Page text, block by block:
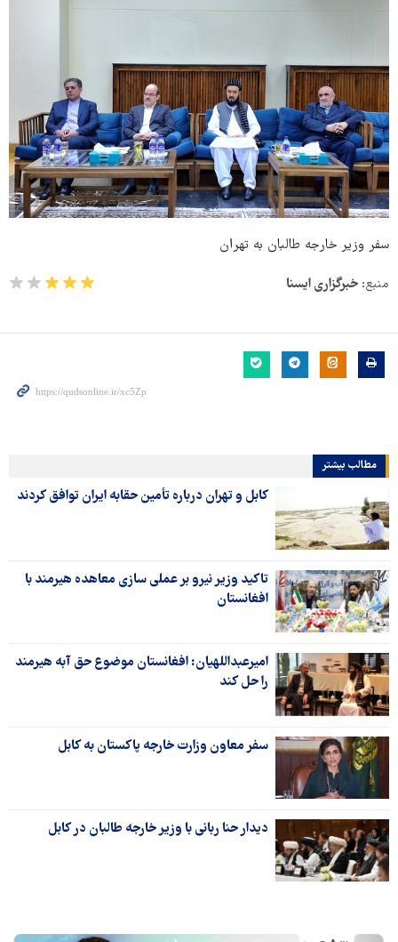
سفر وزیر خارجه طالبان به تهران
منبع: خبرگزاری ایسنا
مطالب بیشتر
کابل و تهران درباره تأمین حقابه ایران توافق کردند
تاکید وزیر نیرو بر عملی سازی معاهده هیرمند با
افغانستان
امیرعبداللهیان: افغانستان موضوع حق آبه هیرمند
را حل کند
سفر معاون وزارت خارجه پاکستان به کابل
دیدار حنا ربانی با وزیر خارجه طالبان در کابل